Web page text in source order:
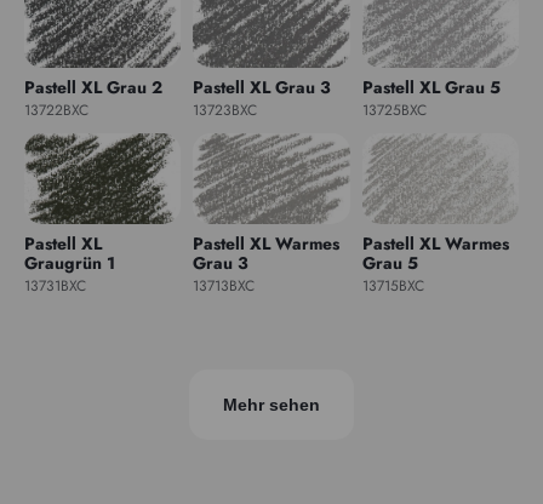
Pastell XL Grau 2
13722BXC
Pastell XL Grau 3
13723BXC
Pastell XL Grau 5
13725BXC
Pastell XL
Graugrün 1
13731BXC
Pastell XL Warmes
Grau 3
13713BXC
Pastell XL Warmes
Grau 5
13715BXC
Mehr sehen